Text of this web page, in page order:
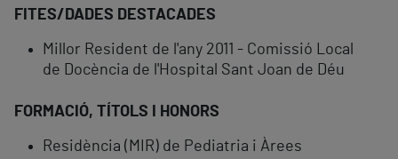
FITES/DADES DESTACADES
Millor Resident de l'any 2011 - Comissió Local
de Docència de l'Hospital Sant Joan de Déu
FORMACIÓ, TÍTOLS I HONORS
Residència (MIR) de Pediatria i Àrees